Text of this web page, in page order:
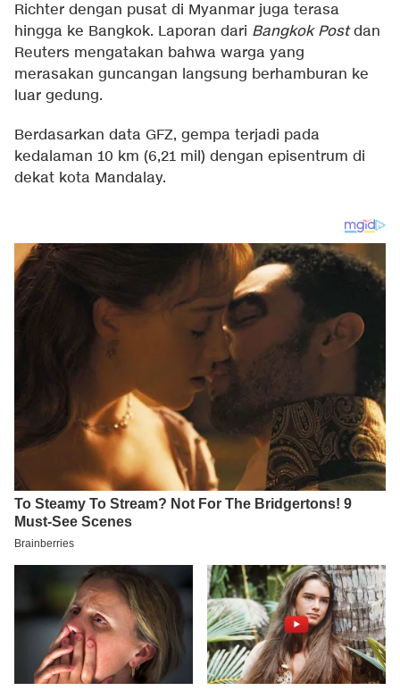
Richter dengan pusat di Myanmar juga terasa
hingga ke Bangkok. Laporan dari Bangkok Postdan
Reuters mengatakan bahwa warga yang
merasakan guncangan langsung berhamburan ke
luar gedung.
Berdasarkan data GFZ, gempa terjadi pada
kedalaman 10 km (6,21 mil) dengan episentrum di
dekat kota Mandalay.